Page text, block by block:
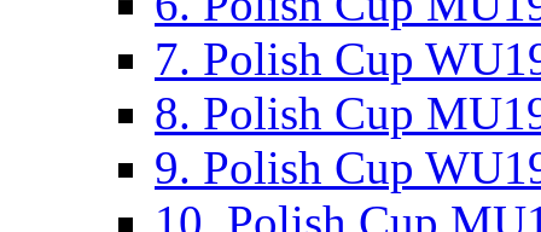
7. Polish Cup
8. Polish Cup
9. Polish Cup
10. Polish Cup